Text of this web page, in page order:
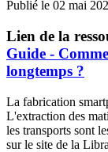
Publié le 02 mai
Lien de la
Guide -
longtemps ?
La fabrication
L'extraction des
les transports sont
sur le site de la